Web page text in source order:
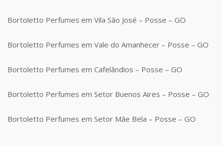
Bortoletto Perfumes em Vila São José – Posse – GO
Bortoletto Perfumes em Vale do Amanhecer – Posse – GO
Bortoletto Perfumes em Cafelândios – Posse – GO
Bortoletto Perfumes em Setor Buenos Aires – Posse – GO
Bortoletto Perfumes em Setor Mãe Bela – Posse – GO